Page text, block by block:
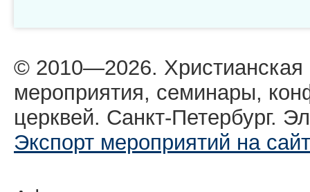
© 2010—2026.
мероприятия, семинары,
церквей. Санкт-Петербург.
Экспорт мероприятий на сайт